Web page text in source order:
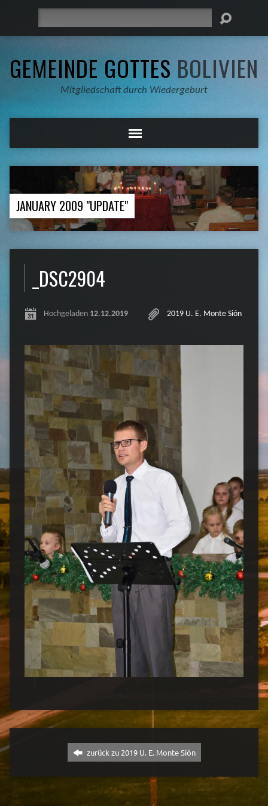
GEMEINDE GOTTES BOLIVIEN
Mitgliedschaft durch Wiedergeburt
JANUARY 2009 "UPDATE"
_DSC2904
Hochgeladen 12.12.2019 2019 U. E. Monte Sión
zurück zu 2019 U. E. Monte Sión